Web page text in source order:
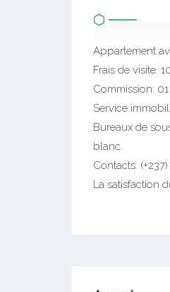
Appartement
Frais de visite:
Commission:
Service
Bureaux de
blanc.
Contacts:
La satisfaction